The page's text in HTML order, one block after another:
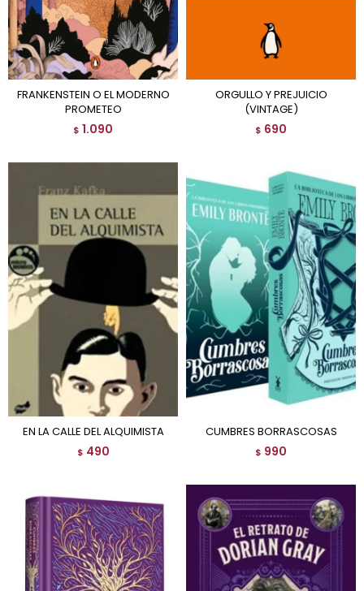
FRANKENSTEIN O EL MODERNO
PROMETEO
$ 1.090
ORGULLO Y PREJUICIO
(VINTAGE)
$ 690
EN LA CALLE DEL ALQUIMISTA
$ 490
CUMBRES BORRASCOSAS
$ 990